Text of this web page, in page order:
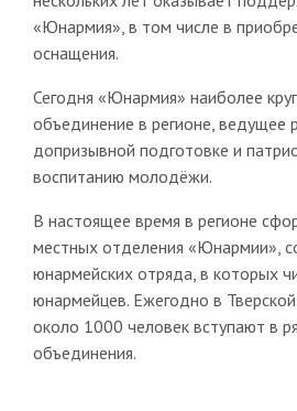
«Юнармия», в том числе в
оснащения.
Сегодня «Юнармия» наиболее
объединение в регионе, ведущее
допризывной подготовке и
воспитанию молодёжи.
В настоящее время в регионе
местных отделения «Юнармии»,
юнармейских отряда, в которых
юнармейцев. Ежегодно в
около 1000 человек вступают в
объединения.